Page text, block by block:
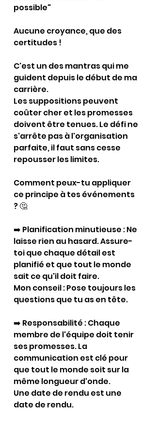
possible"
Aucune croyance, que des
certitudes !
C'est un des mantras qui me
guident depuis le début de ma
carrière.
Les suppositions peuvent
coûter cher et les promesses
doivent être tenues. Le défi ne
s'arrête pas à l'organisation
parfaite, il faut sans cesse
repousser les limites.
Comment peux-tu appliquer
ce principe à tes événements
? 🤔
➡️ Planification minutieuse : Ne
laisse rien au hasard. Assure-
toi que chaque détail est
planifié et que tout le monde
sait ce qu'il doit faire.
Mon conseil : Pose toujours les
questions que tu as en tête.
➡️ Responsabilité : Chaque
membre de l'équipe doit tenir
ses promesses. La
communication est clé pour
que tout le monde soit sur la
même longueur d'onde.
Une date de rendu est une
date de rendu.